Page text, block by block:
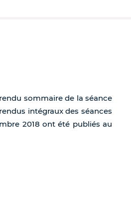
sommaire de la séance
intégraux des séances
2018 ont été publiés au